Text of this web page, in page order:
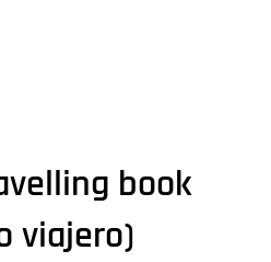
book
viajero)